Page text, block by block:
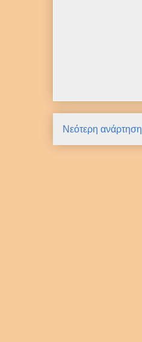
Νεότερη ανάρτηση